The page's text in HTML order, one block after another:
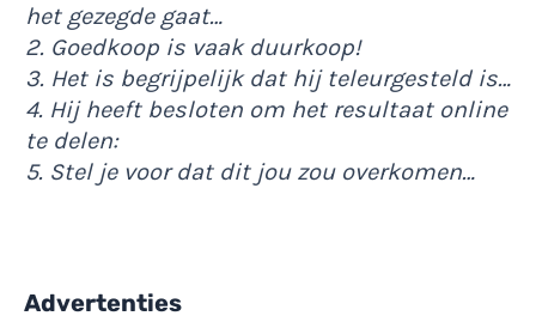
het gezegde gaat…
2. Goedkoop is vaak duurkoop!
3. Het is begrijpelijk dat hij teleurgesteld is…
4. Hij heeft besloten om het resultaat online
te delen:
5. Stel je voor dat dit jou zou overkomen…
Advertenties